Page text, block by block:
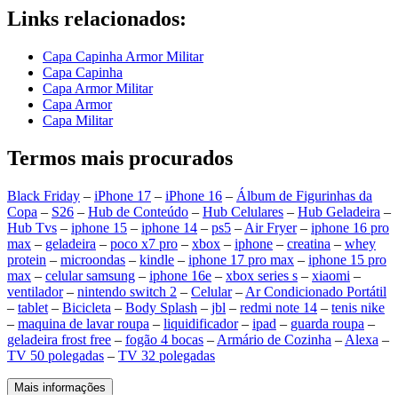
Links relacionados:
Capa Capinha Armor Militar
Capa Capinha
Capa Armor Militar
Capa Armor
Capa Militar
Termos mais procurados
Black Friday – iPhone 17 – iPhone 16 – Álbum de Figurinhas da
Copa – S26 – Hub de Conteúdo – Hub Celulares – Hub Geladeira –
Hub Tvs – iphone 15 – iphone 14 – ps5 – Air Fryer– iphone 16 pro
max – geladeira – poco x7 pro – xbox – iphone – creatina – whey
protein – microondas – kindle – iphone 17 pro max – iphone 15 pro
max – celular samsung – iphone 16e – xbox series s – xiaomi –
ventilador– nintendo switch 2 – Celular– Ar Condicionado Portátil
– tablet – Bicicleta – Body Splash – jbl – redmi note 14 – tenis nike
– maquina de lavar roupa – liquidificador– ipad – guarda roupa –
geladeira frost free – fogão 4 bocas – Armário de Cozinha – Alexa –
TV 50 polegadas – TV 32 polegadas
Mais informações